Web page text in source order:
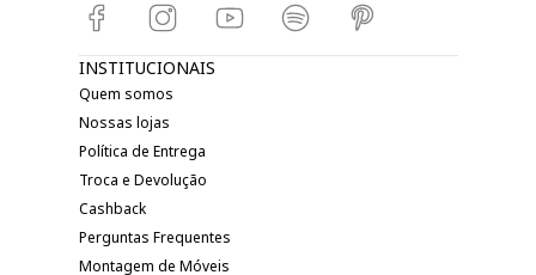
INSTITUCIONAIS
Quem somos
Nossas lojas
Política de Entrega
Troca e Devolução
Cashback
Perguntas Frequentes
Montagem de Móveis